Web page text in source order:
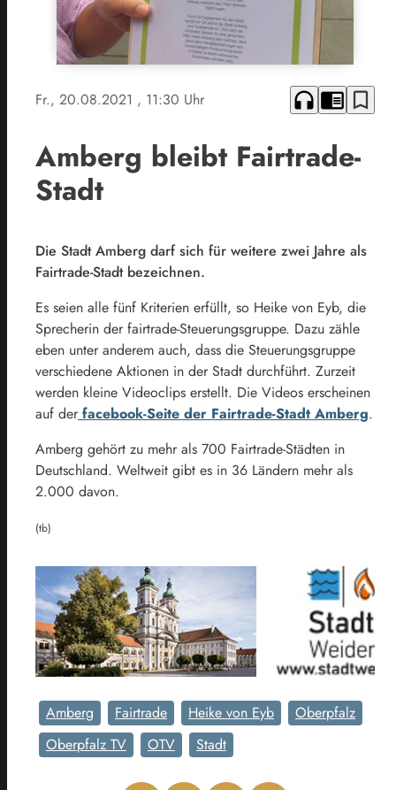
Fr., 20.08.2021 , 11:30 Uhr headphones chrome_reader_mode bookmark_border
Amberg bleibt Fairtrade-
Stadt
Die Stadt Amberg darf sich für weitere zwei Jahre als
Fairtrade-Stadt bezeichnen.
Es seien alle fünf Kriterien erfüllt, so Heike von Eyb, die
Sprecherin der fairtrade-Steuerungsgruppe. Dazu zähle
eben unter anderem auch, dass die Steuerungsgruppe
verschiedene Aktionen in der Stadt durchführt. Zurzeit
werden kleine Videoclips erstellt. Die Videos erscheinen
auf der facebook-Seite der Fairtrade-Stadt Amberg.
Amberg gehört zu mehr als 700 Fairtrade-Städten in
Deutschland. Weltweit gibt es in 36 Ländern mehr als
2.000 davon.
(tb)
Amberg Fairtrade Heike von Eyb
Oberpfalz
Oberpfalz TV
OTV Stadt